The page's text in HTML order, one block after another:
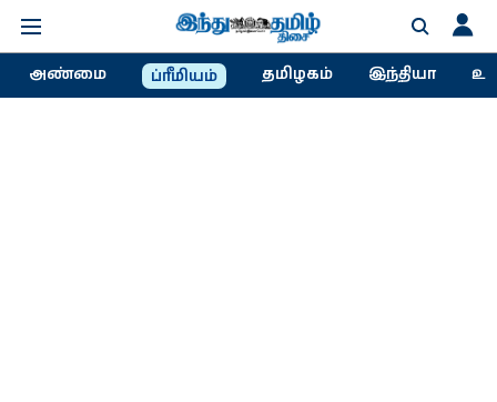
அண்மை ப்ரீமியம் தமிழகம் இந்தியா